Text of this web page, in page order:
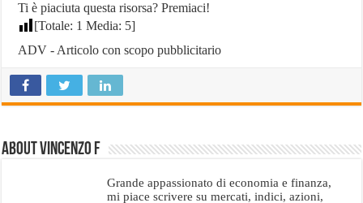
Ti è piaciuta questa risorsa? Premiaci!
[Totale: 1 Media: 5]
ADV - Articolo con scopo pubblicitario
About Vincenzo F
Grande appassionato di economia e finanza,
mi piace scrivere su mercati, indici, azioni,